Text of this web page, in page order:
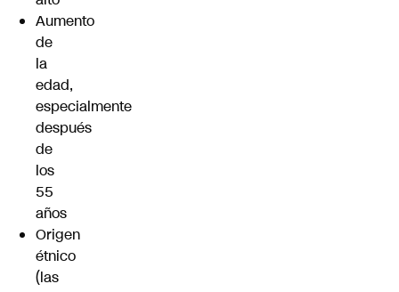
Aumento
de
la
edad,
especialmente
después
de
los
55
años
Origen
étnico
(las